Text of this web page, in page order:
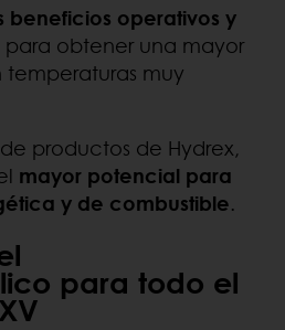
beneficios operativos y
para obtener una mayor
muy
productos de Hydrex,
mayor potencial para
y de combustible.
para todo el